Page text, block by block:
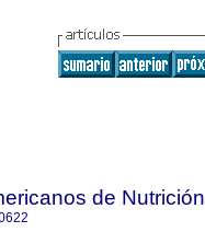
de Nutrición